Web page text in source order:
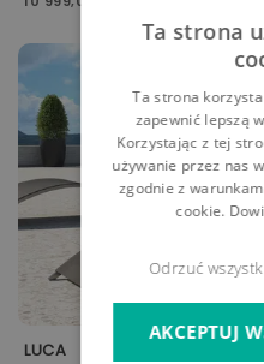
-
LUCA
Ta strona
Ta strona
zapewnić lepszą
Korzystając z tej
używanie przez nas
zgodnie z
cookie.
AKCEPTUJ
Odrzuć